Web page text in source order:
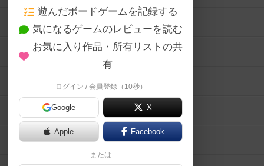
遊んだボードゲームを記録する
気になるゲームのレビューを読む
お気に入り作品・所有リストの共
有
ログイン / 会員登録（10秒）
Google X
Apple Facebook
または
ボードゲーム会情報
メカニクス特集
掲示板・トピックス
ボドとも・会員一覧
ボードゲーム業界コラム